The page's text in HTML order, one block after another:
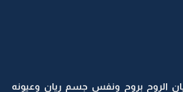
ريان الروح بروح ونفس جسم ريان وعيونه